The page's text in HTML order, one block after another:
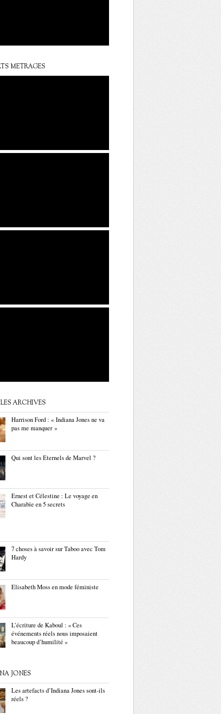
METRAGES
ARCHIVES
Harrison Ford : « Indiana Jones ne va
pas me manquer »
Qui sont les Eternels de Marvel ?
Ernest et Célestine : Le voyage en
Charabïe en 5 secrets
7 choses à savoir sur Taboo avec Tom
Hardy
Elisabeth Moss en mode féministe
L’écriture de Kaboul : « Ces
événements réels nous imposaient
beaucoup d’humilité »
JONES
Les artefacts d’Indiana Jones sont-ils
réels ?